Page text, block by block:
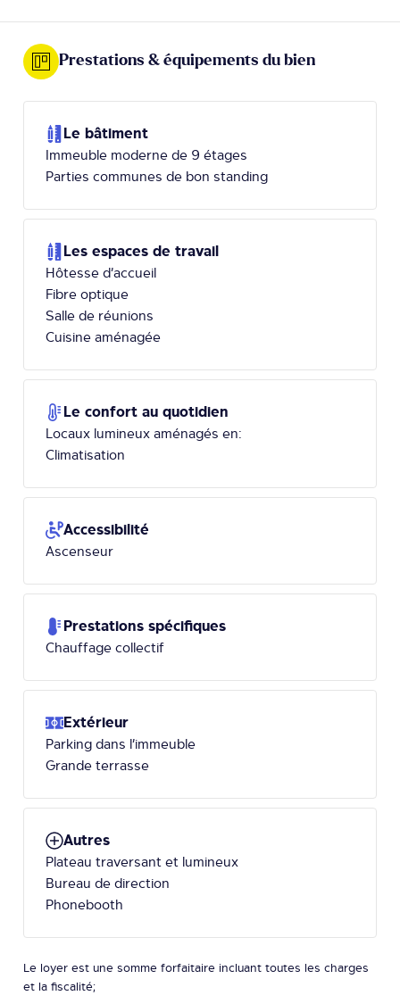
Prestations & équipements du bien
Le bâtiment
Immeuble moderne de 9 étages
Parties communes de bon standing
Les espaces de travail
Hôtesse d’accueil
Fibre optique
Salle de réunions
Cuisine aménagée
Le confort au quotidien
Locaux lumineux aménagés en:
Climatisation
Accessibilité
Ascenseur
Prestations spécifiques
Chauffage collectif
Extérieur
Parking dans l’immeuble
Grande terrasse
Autres
Plateau traversant et lumineux
Bureau de direction
Phonebooth
Le loyer est une somme forfaitaire incluant toutes les charges
et la fiscalité;